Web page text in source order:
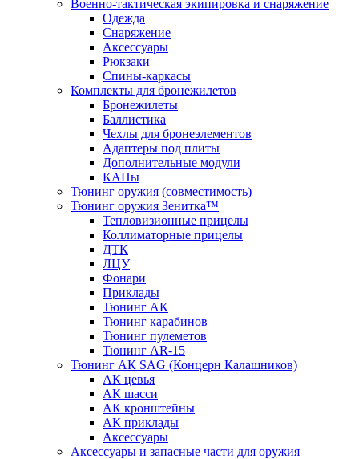
Военно-тактическая экипировка и снаряжение
Одежда
Снаряжение
Аксессуары
Рюкзаки
Спины-каркасы
Комплекты для бронежилетов
Бронежилеты
Баллистика
Чехлы для бронеэлементов
Адаптеры под плиты
Дополнительные модули
КАПы
Тюнинг оружия (совместимость)
Тюнинг оружия Зенитка™
Тепловизионные прицелы
Коллиматорные прицелы
ДТК
ЛЦУ
Фонари
Приклады
Тюнинг АК
Тюнинг карабинов
Тюнинг пулеметов
Тюнинг AR-15
Тюнинг АК SAG (Концерн Калашников)
АК цевья
АК шасси
АК кронштейны
АК приклады
Аксессуары
Аксессуары и запасные части для оружия